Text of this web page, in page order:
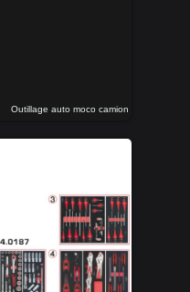
Outillage auto moco camion